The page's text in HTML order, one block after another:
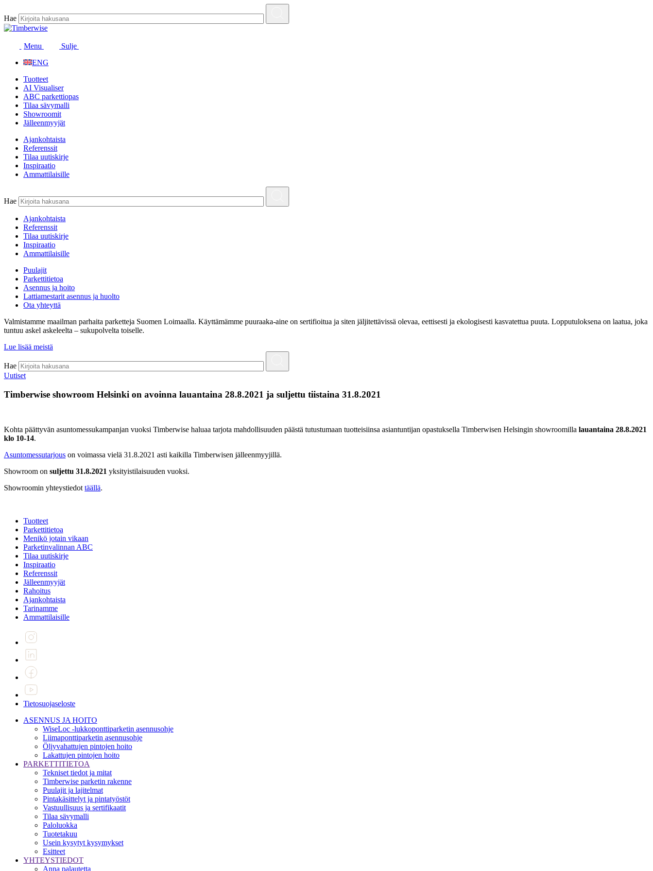
sisältöön
Hae
Menu
Sulje
ENG
Tuotteet
AI Visualiser
ABC parkettiopas
Tilaa sävymalli
Showroomit
Jälleenmyyjät
Ajankohtaista
Referenssit
Tilaa uutiskirje
Inspiraatio
Ammattilaisille
Hae
Ajankohtaista
Referenssit
Tilaa uutiskirje
Inspiraatio
Ammattilaisille
Puulajit
Parkettitietoa
Asennus ja hoito
Lattiamestarit asennus ja huolto
Ota yhteyttä
Valmistamme maailman parhaita parketteja Suomen Loimaalla. Käyttämämme puuraaka-aine on sertifioitua ja siten jäljitettävissä olevaa, eettisesti ja ekologisesti kasvatettua puuta. Lopputuloksena on laatua, joka
tuntuu askel askeleelta – sukupolvelta toiselle.
Lue lisää meistä
Hae
Uutiset
Timberwise showroom Helsinki on avoinna lauantaina 28.8.2021 ja suljettu tiistaina 31.8.2021
Kohta päättyvän asuntomessukampanjan vuoksi Timberwise haluaa tarjota mahdollisuuden päästä tutustumaan tuotteisiinsa asiantuntijan opastuksella Timberwisen Helsingin showroomilla lauantaina 28.8.2021
klo 10-14.
Asuntomessutarjous on voimassa vielä 31.8.2021 asti kaikilla Timberwisen jälleenmyyjillä.
Showroom on suljettu 31.8.2021 yksityistilaisuuden vuoksi.
Showroomin yhteystiedottäällä.
Tuotteet
Parkettitietoa
Menikö jotain vikaan
Parketinvalinnan ABC
Tilaa uutiskirje
Inspiraatio
Referenssit
Jälleenmyyjät
Rahoitus
Ajankohtaista
Tarinamme
Ammattilaisille
Tietosuojaseloste
ASENNUS JA HOITO
WiseLoc -lukkoponttiparketin asennusohje
Liimaponttiparketin asennusohje
Öljyvahattujen pintojen hoito
Lakattujen pintojen hoito
PARKETTITIETOA
Tekniset tiedot ja mitat
Timberwise parketin rakenne
Puulajit ja lajitelmat
Pintakäsittelyt ja pintatyöstöt
Vastuullisuus ja sertifikaatit
Tilaa sävymalli
Paloluokka
Tuotetakuu
Usein kysytyt kysymykset
Esitteet
YHTEYSTIEDOT
Anna palautetta